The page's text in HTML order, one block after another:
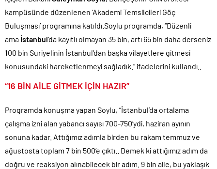
CHP Lideri Kılıçdaoğlu’ndan Terörsüz Türkiye sürecine destek
açıklaması..
Denize döktüğümüz(!) Yunanların ekonomisini şaha kaldırdık!.
TÜİK sipariş enflasyon oranlarını açıkladı!.
TÜİK kira zam oranını yüzde 31 olarak açıkladı..
Etimesgut Belediye Başkanı Erdal Beşikçioğlu hakkında
tutuklama talebi..
Ekrem İmamoğlu dahil 53 ismin tutukluluğunun devamına karar
verildi..
kampüsünde düzenlenen ‘Akademi Temsilcileri Göç
Buluşması’ programına katıldı.Soylu programda, “Düzenli
ama İstanbul‘da kayıtlı olmayan 35 bin, artı 65 bin daha derseniz
100 bin Suriyelinin İstanbul’dan başka vilayetlere gitmesi
konusundaki hareketlenmeyi sağladık.” ifadelerini kullandı..
“16 BİN AİLE GİTMEK İÇİN HAZIR”
Programda konuşma yapan Soylu, “İstanbul’da ortalama
çalışma izni alan yabancı sayısı 700-750’ydi, haziran ayının
sonuna kadar. Attığımız adımla birden bu rakam temmuz ve
ağustosta toplam 7 bin 500’e çıktı.. Demek ki attığımız adım da
doğru ve reaksiyon alınabilecek bir adım. 9 bin aile, bu yaklaşık